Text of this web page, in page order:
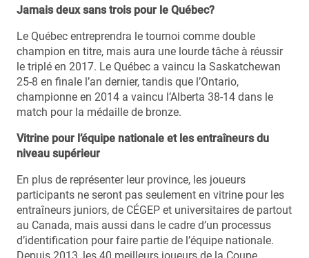
Jamais deux sans trois pour le Québec?
Le Québec entreprendra le tournoi comme double
champion en titre, mais aura une lourde tâche à réussir
le triplé en 2017. Le Québec a vaincu la Saskatchewan
25-8 en finale l’an dernier, tandis que l’Ontario,
championne en 2014 a vaincu l’Alberta 38-14 dans le
match pour la médaille de bronze.
Vitrine pour l’équipe nationale et les entraîneurs du
niveau supérieur
En plus de représenter leur province, les joueurs
participants ne seront pas seulement en vitrine pour les
entraîneurs juniors, de CÉGEP et universitaires de partout
au Canada, mais aussi dans le cadre d’un processus
d’identification pour faire partie de l’équipe nationale.